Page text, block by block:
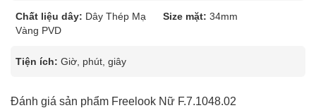
Chất liệu dây: Dây Thép Mạ
Vàng PVD
Size mặt: 34mm
Tiện ích: Giờ, phút, giây
Đánh giá sản phẩm Freelook Nữ F.7.1048.02